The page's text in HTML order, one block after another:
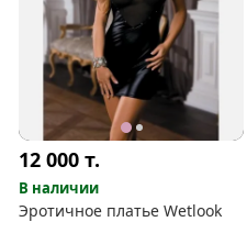
12 000т.
В наличии
Эротичное платье Wetlook